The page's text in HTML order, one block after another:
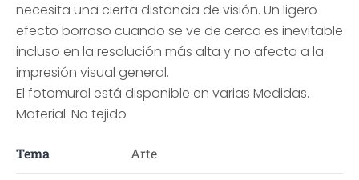
necesita una cierta distancia de visión. Un ligero
efecto borroso cuando se ve de cerca es inevitable
incluso en la resolución más alta y no afecta a la
impresión visual general.
El fotomural está disponible en varias Medidas.
Material: No tejido
Tema Arte